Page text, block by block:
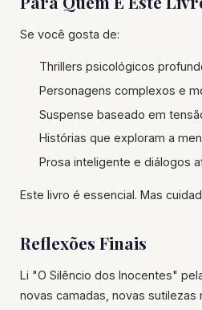
Se você gosta de:
Thrillers psicológicos
Personagens complexos e
Suspense baseado em
Histórias que exploram a
Prosa inteligente e diálogos
Este livro é essencial. Mas
Reflexões Finais
Li "O Silêncio dos Inocentes"
novas camadas, novas sutilezas